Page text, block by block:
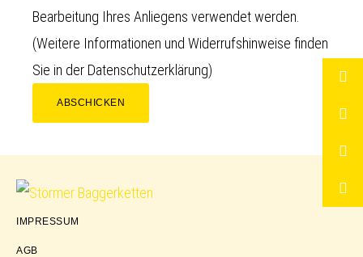
Bearbeitung Ihres Anliegens verwendet werden.
(Weitere Informationen und Widerrufshinweise finden
Sie in der Datenschutzerklärung)
ABSCHICKEN
Störmer
IMPRESSUM
AGB